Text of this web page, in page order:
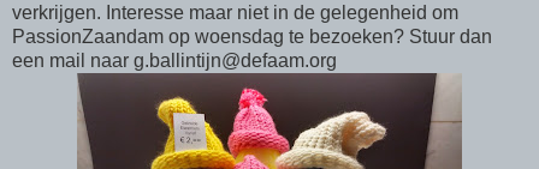
verkrijgen. Interesse maar niet in de gelegenheid om
PassionZaandam op woensdag te bezoeken? Stuur dan
een mail naar g.ballintijn@defaam.org